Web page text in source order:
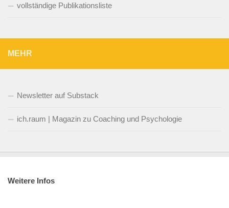
vollständige Publikationsliste
MEHR
Newsletter auf Substack
ich.raum | Magazin zu Coaching und Psychologie
Weitere Infos